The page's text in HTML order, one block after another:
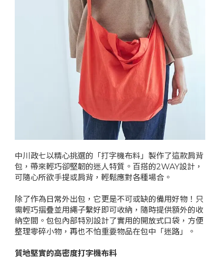
中川政七以精心挑選的「打字機布料」製作了這款肩背
包，帶來輕巧卻堅韌的迷人特質。百搭的2WAY設計，
可隨心所欲手提或肩背，輕鬆應對各種場合。
除了作為日常外出包，它更是不可或缺的備用好物！只
需輕巧摺疊並用繩子繫好即可收納，隨時提供額外的收
納空間。包包內部特別設計了實用的開放式口袋，方便
整理零碎小物，再也不怕重要物品在包中「迷路」。
質地堅實的高密度打字機布料